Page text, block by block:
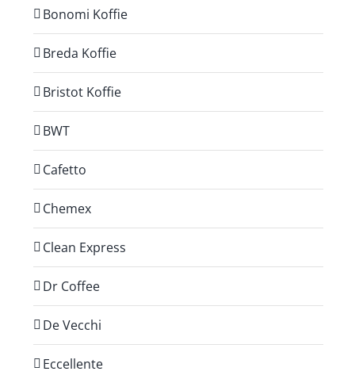
Bonomi Koffie
Breda Koffie
Bristot Koffie
BWT
Cafetto
Chemex
Clean Express
Dr Coffee
De Vecchi
Eccellente